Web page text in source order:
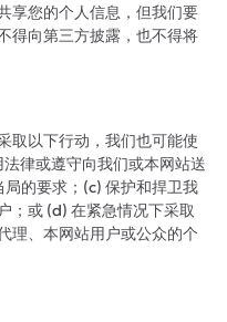
享您的个人信息，但我们要
得向第三方披露，也不得将
取以下行动，我们也可能使
律或遵守向我们或本网站送
的要求；(c) 保护和捍卫我
；或 (d) 在紧急情况下采取
理、本网站用户或公众的个